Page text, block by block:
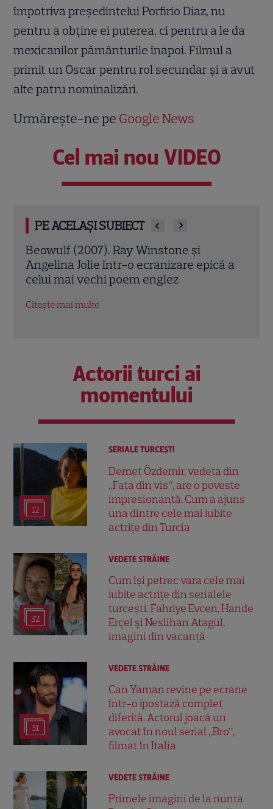
împotriva preşedintelui Porfirio Diaz, nu
pentru a obţine ei puterea, ci pentru a le da
mexicanilor pământurile înapoi. Filmul a
primit un Oscar pentru rol secundar şi a avut
alte patru nominalizări.
Urmărește-ne pe Google News
Cel mai nou VIDEO
PE ACELAȘI SUBIECT
Jack Ryan: Agentul din umbră (2014).
Chris Pine și Kevin Costner, într-o cursă
contra cronometru pentru salvarea
Actorii turci ai
momentului
12
SERIALE TURCEŞTI
Demet Özdemir, vedeta din
„Fata din vis”, are o poveste
impresionantă. Cum a ajuns
una dintre cele mai iubite
actrițe din Turcia
32
VEDETE STRĂINE
Cum își petrec vara cele mai
iubite actrițe din serialele
turcești. Fahriye Evcen, Hande
Erçel și Neslihan Atagül,
imagini din vacanță
31
VEDETE STRĂINE
Can Yaman revine pe ecrane
într-o ipostază complet
diferită. Actorul joacă un
avocat în noul serial „Bro”,
filmat în Italia
VEDETE STRĂINE
Primele imagini de la nunta